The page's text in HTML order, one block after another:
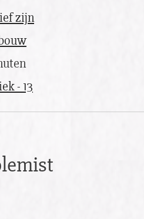
zijn
- 13